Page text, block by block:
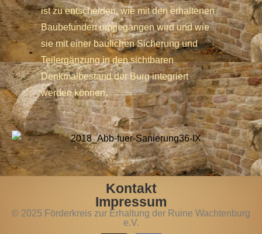
ist zu entscheiden, wie mit den erhaltenen
Baubefunden umgegangen wird und wie
sie mit einer baulichen Sicherung und
Teilergänzung in den sichtbaren
Denkmalbestand der Burg integriert
werden können.
Kontakt
Impressum
© 2025 Förderkreis zur Erhaltung der Ruine Wachtenburg
e.V.